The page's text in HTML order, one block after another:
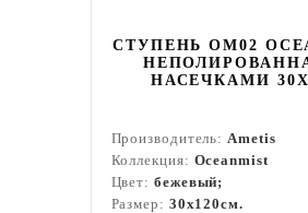
СТУПЕНЬ OM02
НАСЕЧКАМИ
Производитель:Ametis
Коллекция: Oceanmist
Цвет: бежевый;
Размер: 30x120см.